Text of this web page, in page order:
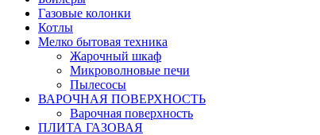
Газовые колонки
Котлы
Мелко бытовая техника
Жарочный шкаф
Микроволновые печи
Пылесосы
ВАРОЧНАЯ ПОВЕРХНОСТЬ
Варочная поверхность
ПЛИТА ГАЗОВАЯ